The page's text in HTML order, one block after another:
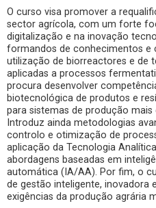
O curso visa promover a
sector agrícola, com um forte
digitalização e na inovação
formandos de conhecimentos e
utilização de biorreactores e de
aplicadas a processos
procura desenvolver
biotecnológica de produtos e
para sistemas de produção
Introduz ainda metodologias
controlo e otimização de
aplicação da Tecnologia
abordagens baseadas em
automática (IA/AA). Por fim, o
de gestão inteligente, inovadora
exigências da produção agrária